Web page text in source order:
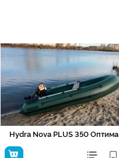
Hydra Nova PLUS 350 Оптима